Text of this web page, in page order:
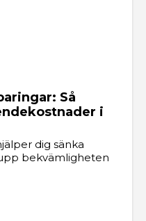
Så
i
dig sänka
bekvämligheten